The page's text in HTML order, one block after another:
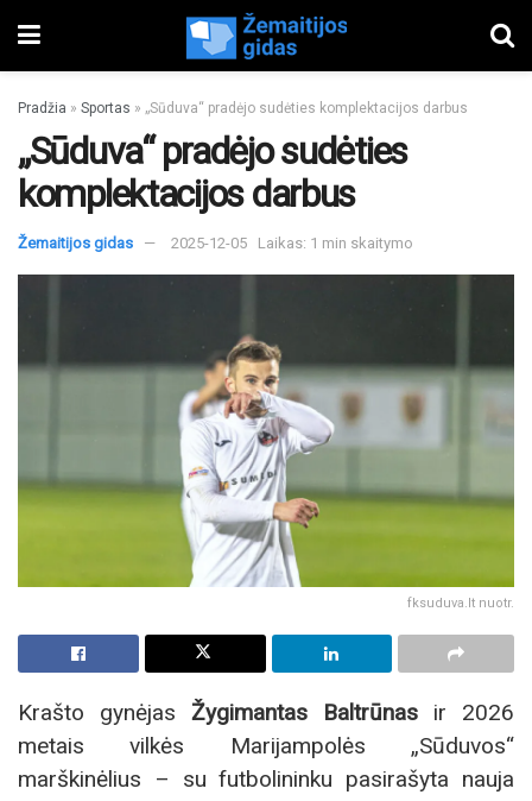
Pradžia » Sportas » „Sūduva“ pradėjo sudėties komplektacijos darbus
„Sūduva“ pradėjo sudėties
komplektacijos darbus
Žemaitijos gidas 2025-12-05 Laikas: 1 min skaitymo
fksuduva.lt nuotr.
Krašto gynėjas Žygimantas Baltrūnas ir 2026
metais vilkės Marijampolės „Sūduvos“
marškinėlius – su futbolininku pasirašyta nauja